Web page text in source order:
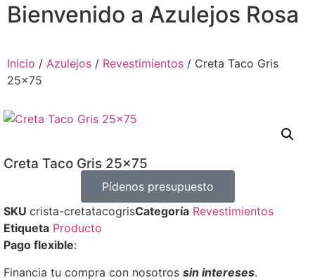
Bienvenido a Azulejos Rosa
Inicio / Azulejos / Revestimientos / Creta Taco Gris
25×75
Creta Taco Gris 25×75
Pídenos presupuesto
SKU crista-cretatacogrisCategoría Revestimientos
Etiqueta Producto
Pago flexible:
Financia tu compra con nosotros sin intereses.